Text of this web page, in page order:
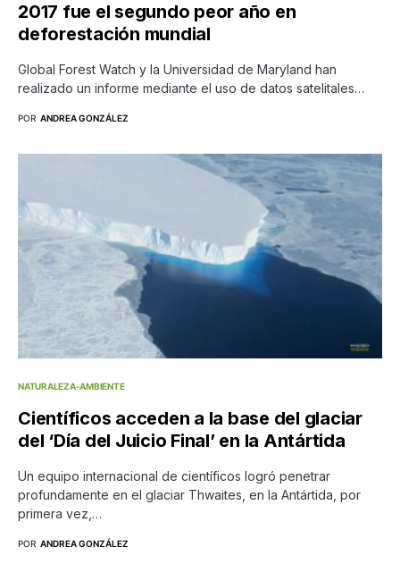
2017 fue el segundo peor año en
deforestación mundial
Global Forest Watch y la Universidad de Maryland han
realizado un informe mediante el uso de datos satelitales…
POR ANDREA GONZÁLEZ
NATURALEZA-AMBIENTE
Científicos acceden a la base del glaciar
del ‘Día del Juicio Final’ en la Antártida
Un equipo internacional de científicos logró penetrar
profundamente en el glaciar Thwaites, en la Antártida, por
primera vez,…
POR ANDREA GONZÁLEZ